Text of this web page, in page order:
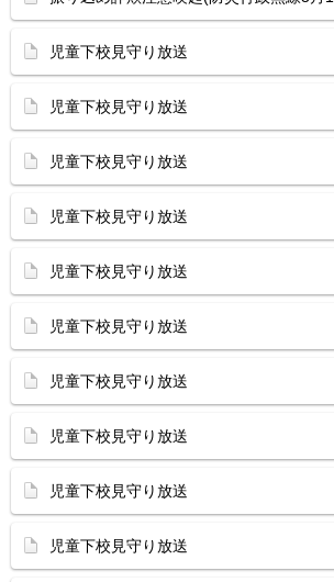
児童下校見守り放送
児童下校見守り放送
児童下校見守り放送
児童下校見守り放送
児童下校見守り放送
児童下校見守り放送
児童下校見守り放送
児童下校見守り放送
児童下校見守り放送
児童下校見守り放送